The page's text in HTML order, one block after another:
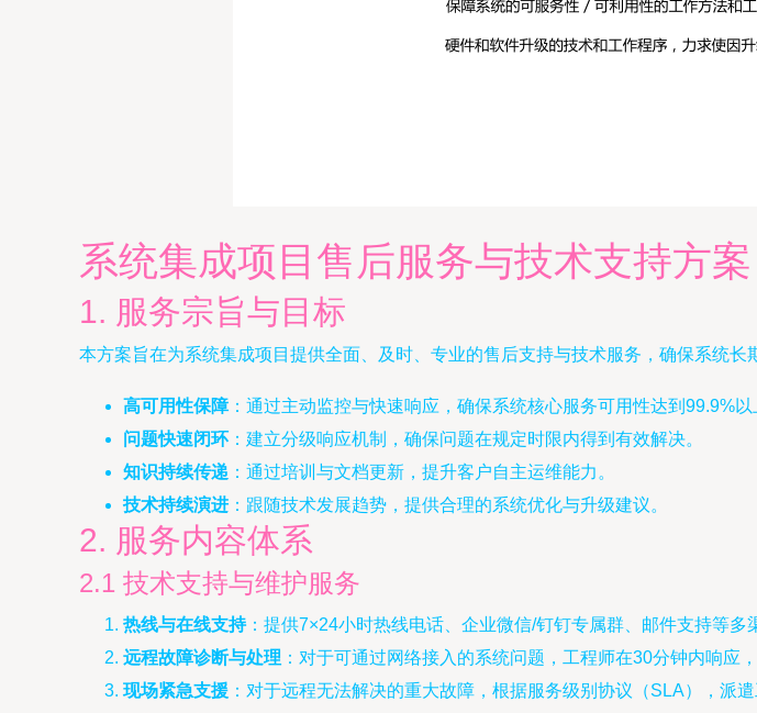
系统集成项目售后服务与技术支持方案
1. 服务宗旨与目标
本方案旨在为系统集成项目提供全面、及时、专业的售后支持与技术服务，确保系统
高可用性保障：通过主动监控与快速响应，确保系统核心服务可用性达到99.9%以
问题快速闭环 ：建立分级响应机制，确保问题在规定时限内得到有效解决。
知识持续传递 ：通过培训与文档更新，提升客户自主运维能力。
技术持续演进 ：跟随技术发展趋势，提供合理的系统优化与升级建议。
2. 服务内容体系
2.1 技术支持与维护服务
热线与在线支持：提供7×24小时热线电话、企业微信/钉钉专属群、邮件支持等多
远程故障诊断与处理 ：对于可通过网络接入的系统问题，工程师在30分钟内响应
现场紧急支援 ：对于远程无法解决的重大故障，根据服务级别协议（SLA），派